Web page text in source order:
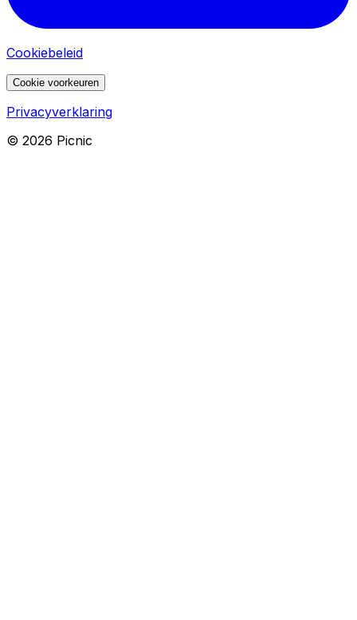
Cookiebeleid
Cookie voorkeuren
Privacyverklaring
© 2026 Picnic